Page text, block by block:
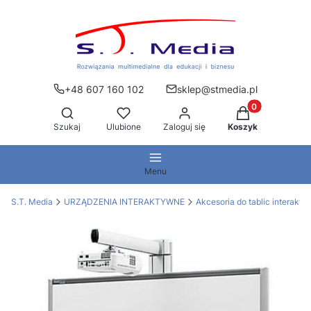
+48 607 160 102
sklep@stmedia.pl
Otwórz wyszukiwarkę
Szukaj Ulubione Zaloguj się
Produkty w
Koszyk
Menu
S.T. Media URZĄDZENIA INTERAKTYWNE Akcesoria do tablic